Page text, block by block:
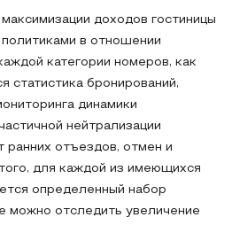
доходов гостиницы
в отношении
категории номеров, как
статистика бронирований,
динамики
нейтрализации
ранних отъездов, отмен и
для каждой из имеющихся
определенный набор
можно отследить увеличение